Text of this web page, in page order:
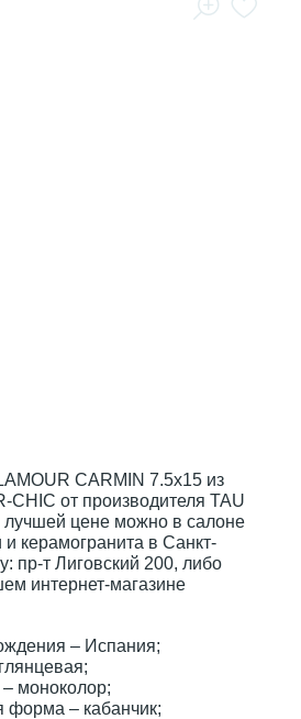
CARMIN 7.5x15 из
CHIC от производителя TAU
лучшей цене можно в салоне
и керамогранита в Санкт-
пр-т Лиговский 200, либо
интернет-магазине
– Испания;
– моноколор;
форма – кабанчик;